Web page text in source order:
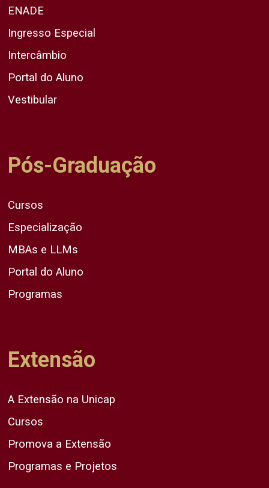
ENADE
Ingresso Especial
Intercâmbio
Portal do Aluno
Vestibular
Pós-Graduação
Cursos
Especialização
MBAs e LLMs
Portal do Aluno
Programas
Extensão
A Extensão na Unicap
Cursos
Promova a Extensão
Programas e Projetos